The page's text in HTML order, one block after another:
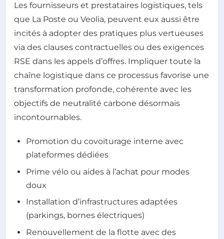
Les fournisseurs et prestataires logistiques, tels
que La Poste ou Veolia, peuvent eux aussi être
incités à adopter des pratiques plus vertueuses
via des clauses contractuelles ou des exigences
RSE dans les appels d’offres. Impliquer toute la
chaîne logistique dans ce processus favorise une
transformation profonde, cohérente avec les
objectifs de neutralité carbone désormais
incontournables.
Promotion du covoiturage interne avec
plateformes dédiées
Prime vélo ou aides à l’achat pour modes
doux
Installation d’infrastructures adaptées
(parkings, bornes électriques)
Renouvellement de la flotte avec des